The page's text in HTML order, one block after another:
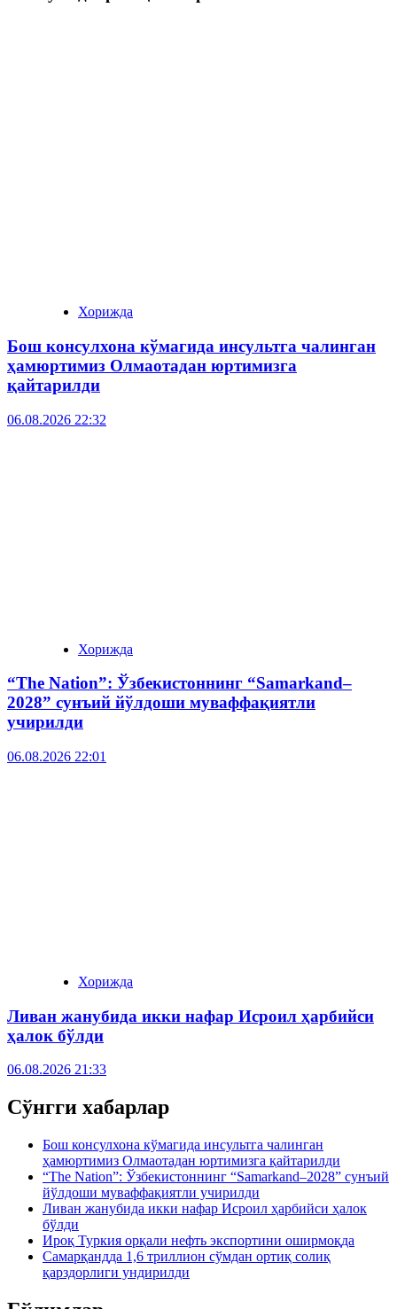
Хорижда
Бош консулхона кўмагида инсультга чалинган
ҳамюртимиз Олмаотадан юртимизга
қайтарилди
06.08.2026 22:32
Хорижда
“The Nation”: Ўзбекистоннинг “Samarkand–
2028” сунъий йўлдоши муваффақиятли
учирилди
06.08.2026 22:01
Хорижда
Ливан жанубида икки нафар Исроил ҳарбийси
ҳалок бўлди
06.08.2026 21:33
Сўнгги хабарлар
Бош консулхона кўмагида инсультга чалинган
ҳамюртимиз Олмаотадан юртимизга қайтарилди
“The Nation”: Ўзбекистоннинг “Samarkand–2028” сунъий
йўлдоши муваффақиятли учирилди
Ливан жанубида икки нафар Исроил ҳарбийси ҳалок
бўлди
Ироқ Туркия орқали нефть экспортини оширмоқда
Самарқандда 1,6 триллион сўмдан ортиқ солиқ
қарздорлиги ундирилди